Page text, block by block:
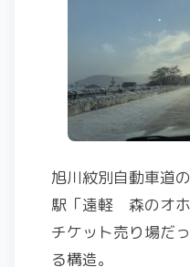
旭川紋別自動車道
駅「遠軽 森のオ
チケット売り場だ
る構造。